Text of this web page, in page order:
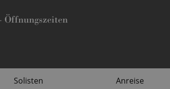
Öffnungszeiten
Solisten
Anreise